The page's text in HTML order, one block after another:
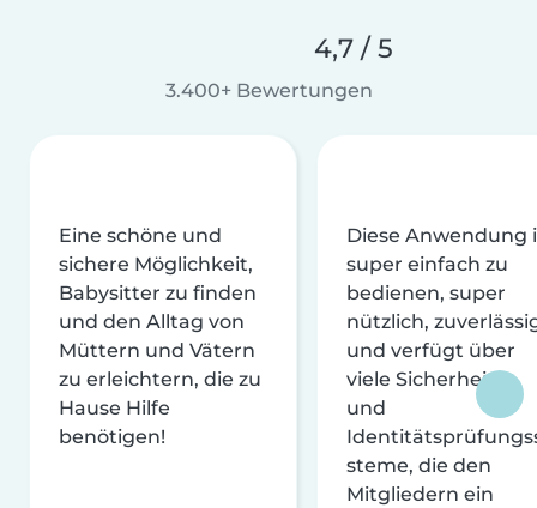
4,7 / 5
3.400+ Bewertungen
Eine schöne und
sichere Möglichkeit,
Babysitter zu finden
und den Alltag von
Müttern und Vätern
zu erleichtern, die zu
Hause Hilfe
benötigen!
Diese Anwendung
super einfach zu
bedienen, super
nützlich,
und verfügt über
viele Sicherheits-
und
steme, die den
Mitgliedern ein